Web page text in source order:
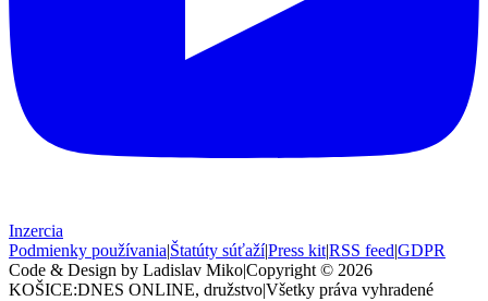
Inzercia
Podmienky používania|Štatúty súťaží|Press kit|RSS feed|GDPR
Code & Design by Ladislav Miko|Copyright © 2026
KOŠICE:DNES ONLINE, družstvo|Všetky práva vyhradené